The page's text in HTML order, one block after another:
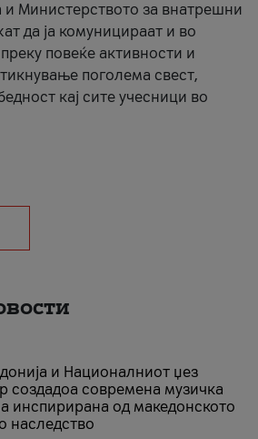
и Министерството за внатрешни
да ја комуницираат и во
повеќе активности и
поголема свест,
кај сите учесници во
и Националниот џез
создадоа современа музичка
инспирирана од македонското
наследство